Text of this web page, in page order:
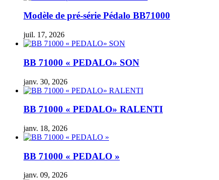
Modèle de pré-série Pédalo BB71000
juil. 17, 2026
BB 71000 « PEDALO» SON
janv. 30, 2026
BB 71000 « PEDALO» RALENTI
janv. 18, 2026
BB 71000 « PEDALO »
janv. 09, 2026